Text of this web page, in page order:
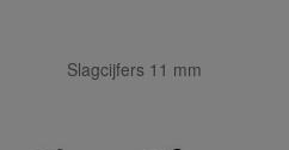
Slagcijfers 11 mm